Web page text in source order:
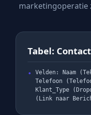
marketingoperatie
Tabel:
Velden: Naam
Telefoon
Klant_Type
(Link naar